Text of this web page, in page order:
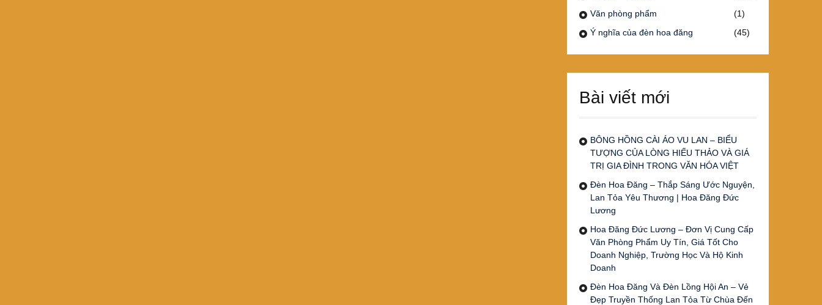
Văn phòng phẩm
(1)
Ý nghĩa của đèn hoa đăng
(45)
Bài viết mới
BÔNG HỒNG CÀI ÁO VU LAN – BIỂU
TƯỢNG CỦA LÒNG HIẾU THẢO VÀ GIÁ
TRỊ GIA ĐÌNH TRONG VĂN HÓA VIỆT
Đèn Hoa Đăng – Thắp Sáng Ước Nguyện,
Lan Tỏa Yêu Thương | Hoa Đăng Đức
Lương
Hoa Đăng Đức Lương – Đơn Vị Cung Cấp
Văn Phòng Phẩm Uy Tín, Giá Tốt Cho
Doanh Nghiệp, Trường Học Và Hộ Kinh
Doanh
Đèn Hoa Đăng Và Đèn Lồng Hội An – Vẻ
Đẹp Truyền Thống Lan Tỏa Từ Chùa Đến